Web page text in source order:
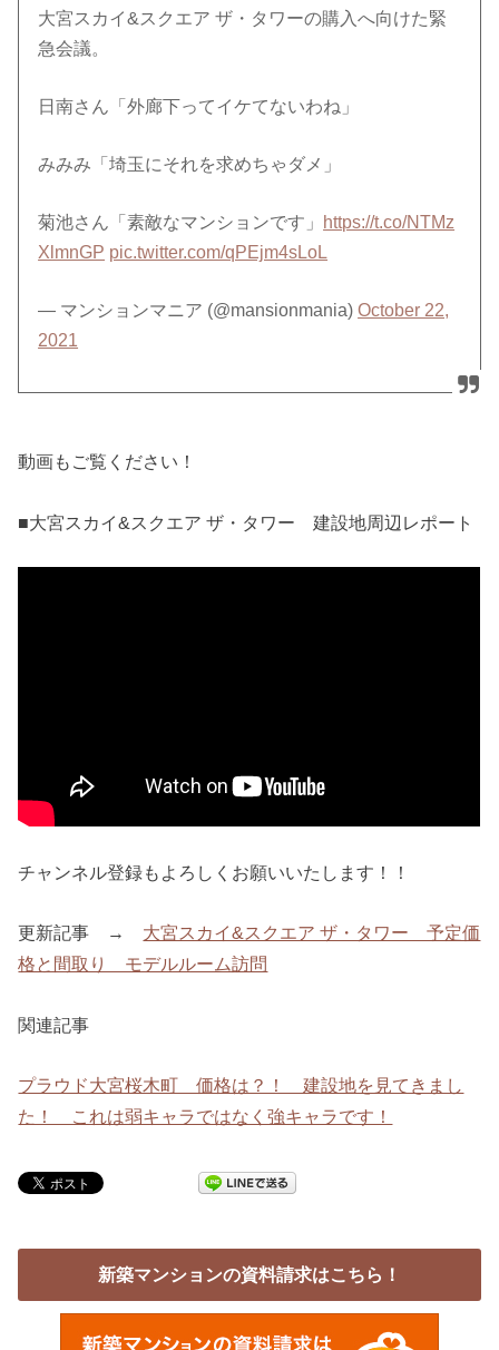
大宮スカイ&スクエア ザ・タワーの購入へ向けた緊
急会議。
日南さん「外廊下ってイケてないわね」
みみみ「埼玉にそれを求めちゃダメ」
菊池さん「素敵なマンションです」
https://t.co/NTMz
XlmnGP pic.twitter.com/qPEjm4sLoL
— マンションマニア (@mansionmania)October 22,
2021
動画もご覧ください！
■大宮スカイ&スクエア ザ・タワー 建設地周辺レポート
チャンネル登録もよろしくお願いいたします！！
更新記事 → 大宮スカイ&スクエア ザ・タワー 予定価
格と間取り モデルルーム訪問
関連記事
プラウド大宮桜木町 価格は？！ 建設地を見てきまし
た！ これは弱キャラではなく強キャラです！
新築マンションの資料請求はこちら！